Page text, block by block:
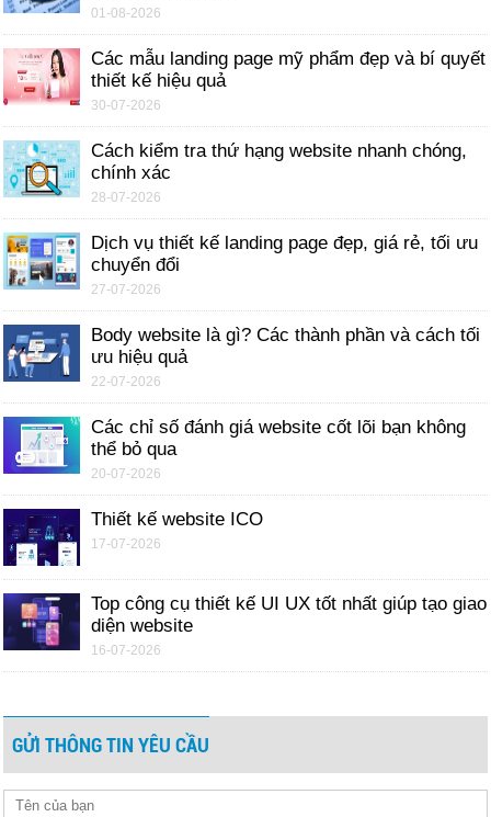
01-08-2026
Các mẫu landing page mỹ phẩm đẹp và bí quyết
thiết kế hiệu quả
30-07-2026
Cách kiểm tra thứ hạng website nhanh chóng,
chính xác
28-07-2026
Dịch vụ thiết kế landing page đẹp, giá rẻ, tối ưu
chuyển đổi
27-07-2026
Body website là gì? Các thành phần và cách tối
ưu hiệu quả
22-07-2026
Các chỉ số đánh giá website cốt lõi bạn không
thể bỏ qua
20-07-2026
Thiết kế website ICO
17-07-2026
Top công cụ thiết kế UI UX tốt nhất giúp tạo giao
diện website
16-07-2026
GỬI THÔNG TIN YÊU CẦU